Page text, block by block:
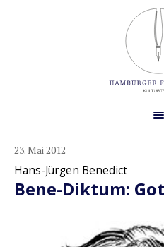
23. Mai 2012
Hans-Jürgen Benedict
Bene-Diktum: